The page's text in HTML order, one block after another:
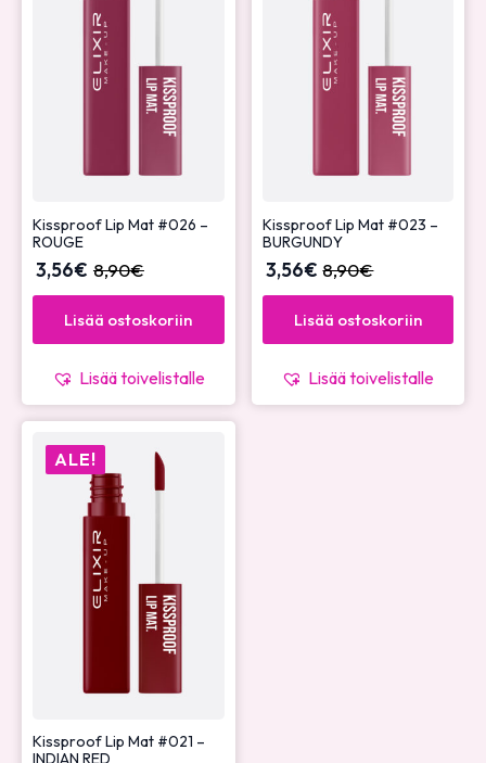
Kissproof Lip Mat #026 –
ROUGE
8,90€
3,56€
Lisää ostoskoriin
Lisää toivelistalle
Kissproof Lip Mat #023 –
BURGUNDY
8,90€
3,56€
Lisää ostoskoriin
Lisää toivelistalle
ALE!
Kissproof Lip Mat #021 –